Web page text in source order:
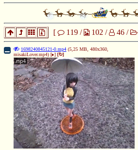
[ 119 / 102 / 46 /
1698240845121-0.mp4 (5,25 MB, 480x360,
misakiLover.mp4) [▸] [↻]